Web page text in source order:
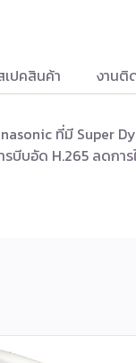
เปคสินค้า งานติ
ที่มี Super
บีบอัด H.265 ลดการ